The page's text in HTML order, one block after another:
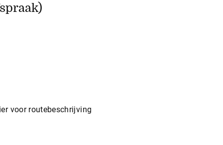
voor routebeschrijving